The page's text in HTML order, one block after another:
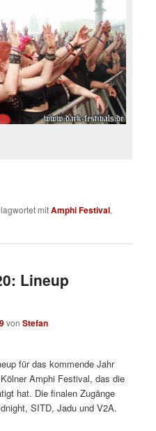
mitAmphi Festival,
Lineup
vonStefan
für das kommende Jahr
Amphi Festival, das die
hat. Die finalen Zugänge
SITD, Jadu und V2A.